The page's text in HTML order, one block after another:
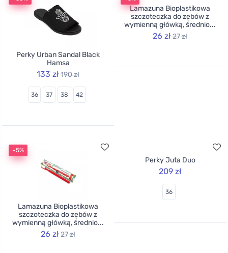
Perky Urban Sandal Black
Hamsa
133 zł 190 zł
36 37 38 42
-5%
Lamazuna Bioplastikowa
szczoteczka do zębów z
wymienną główką, średnio...
26 zł 27 zł